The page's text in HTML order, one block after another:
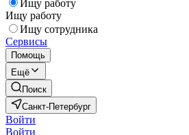
Ищу работу
Ищу работу
Ищу сотрудника
Сервисы
Помощь
Ещё
Поиск
Санкт-Петербург
Войти
Войти